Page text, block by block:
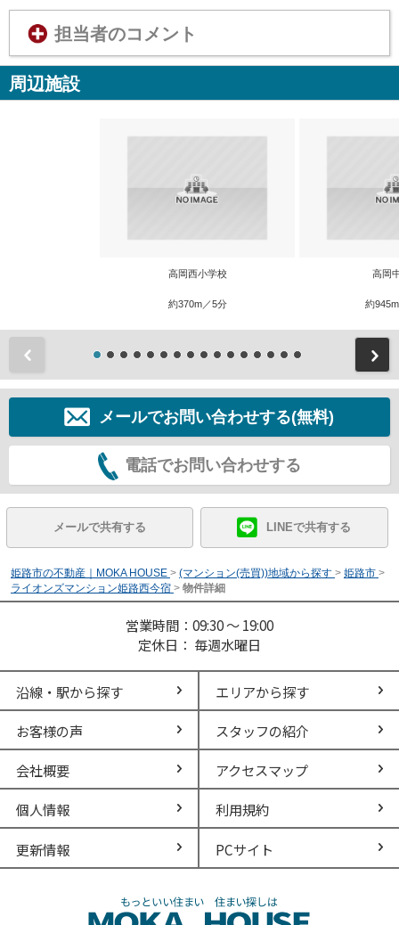
担当者のコメント
周辺施設
高岡西小学校
約370m／5分
高岡
約
メールでお問い合わせする(無料)
電話でお問い合わせする
メールで共有する LINEで共有する
姫路市の不動産｜MOKA HOUSE > (マンション(売買))地域から探す > 姫路市 >
ライオンズマンション姫路西今宿 > 物件詳細
営業時間：09:30 ～ 19:00
定休日： 毎週水曜日
沿線・駅から探す エリアから探す
お客様の声 スタッフの紹介
会社概要 アクセスマップ
個人情報 利用規約
更新情報 PCサイト